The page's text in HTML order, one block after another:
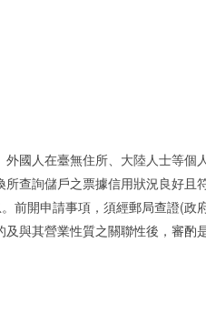
國人在臺無住所、大陸人士等個人
查詢儲戶之票據信用狀況良好且
前開申請事項，須經郵局查證(政
與其營業性質之關聯性後，審酌